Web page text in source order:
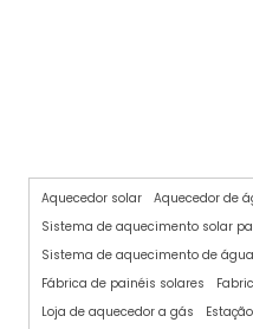
Aquecedor solar
Aquecedor de
Sistema de aquecimento solar
Sistema de aquecimento de
Fábrica de painéis solares
Loja de aquecedor a gás